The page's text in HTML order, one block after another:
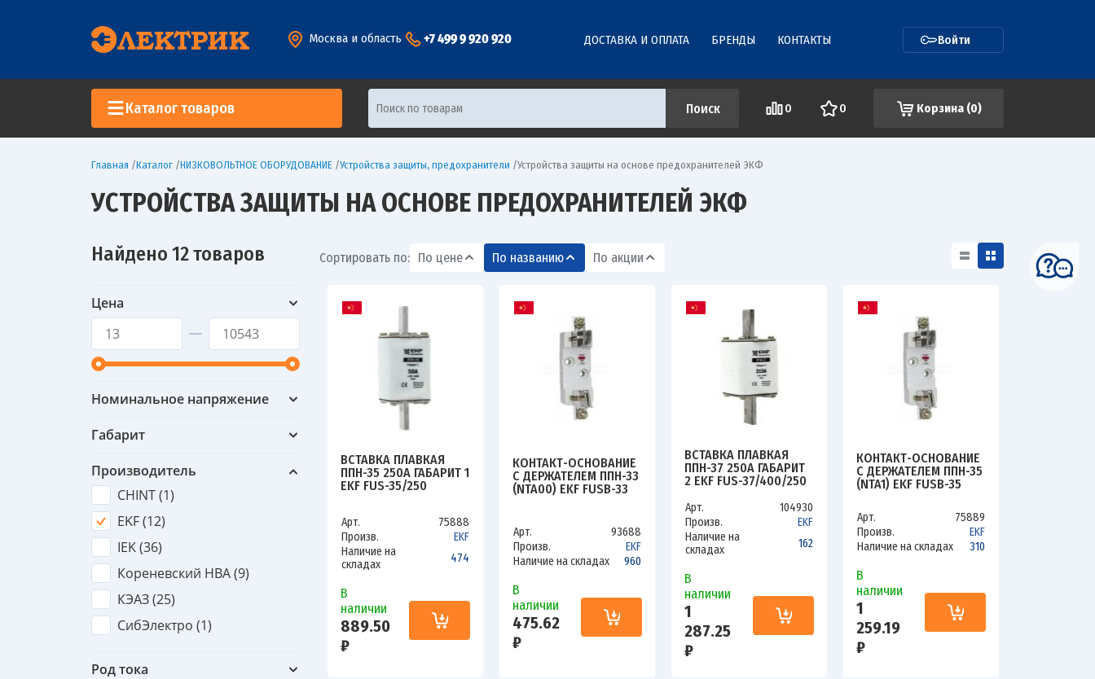
Москва и область +7 499 9 920 920 ДОСТАВКА И ОПЛАТА БРЕНДЫ КОНТАКТЫ Войти
Каталог товаров 0 0 Корзина (0)
Главная /Каталог /НИЗКОВОЛЬТНОЕ ОБОРУДОВАНИЕ /Устройства защиты, предохранители /Устройства защиты на основе предохранителей ЭКФ
УСТРОЙСТВА ЗАЩИТЫ НА ОСНОВЕ ПРЕДОХРАНИТЕЛЕЙ ЭКФ
Найдено 12 товаров
Цена
Номинальное напряжение
Габарит
Производитель
CHINT (1)
EKF (12)
IEK (36)
Кореневский НВА (9)
КЭАЗ (25)
СибЭлектро (1)
Род тока
Сортировать по: По цене По названию По акции
ВСТАВКА ПЛАВКАЯ
ППН-35 250А ГАБАРИТ 1
EKF FUS-35/250
Арт.
75888
Произв.
EKF
Наличие на
складах
474
В
наличии
889.50
₽
КОНТАКТ-ОСНОВАНИЕ
С ДЕРЖАТЕЛЕМ ППН-33
(NTA00) EKF FUSB-33
Арт.
93688
Произв.
EKF
Наличие на складах
960
В
наличии
475.62
₽
ВСТАВКА ПЛАВКАЯ
ППН-37 250А ГАБАРИТ
2 EKF FUS-37/400/250
Арт.
104930
Произв.
EKF
Наличие на
складах
162
В
наличии
1
287.25
₽
КОНТАКТ-ОСНОВАНИЕ
С ДЕРЖАТЕЛЕМ ППН-35
(NTA1) EKF FUSB-35
Арт.
75889
Произв.
EKF
Наличие на складах
310
В
наличии
1
259.19
₽